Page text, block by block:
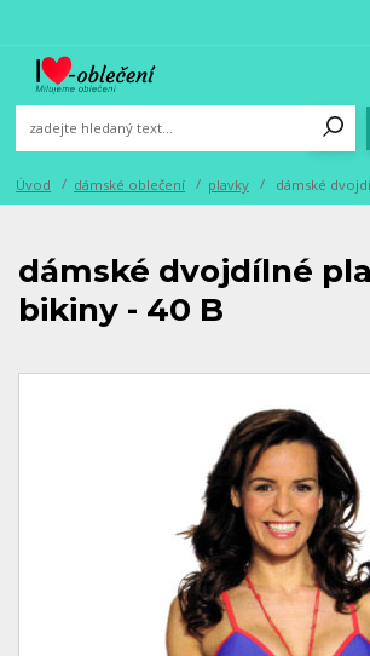
Úvod dámské oblečení plavky dámské
dámské dvojdílné
bikiny - 40 B